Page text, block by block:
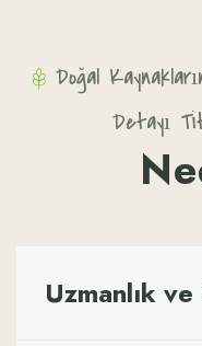
Doğal
Detayı
Uzmanlık